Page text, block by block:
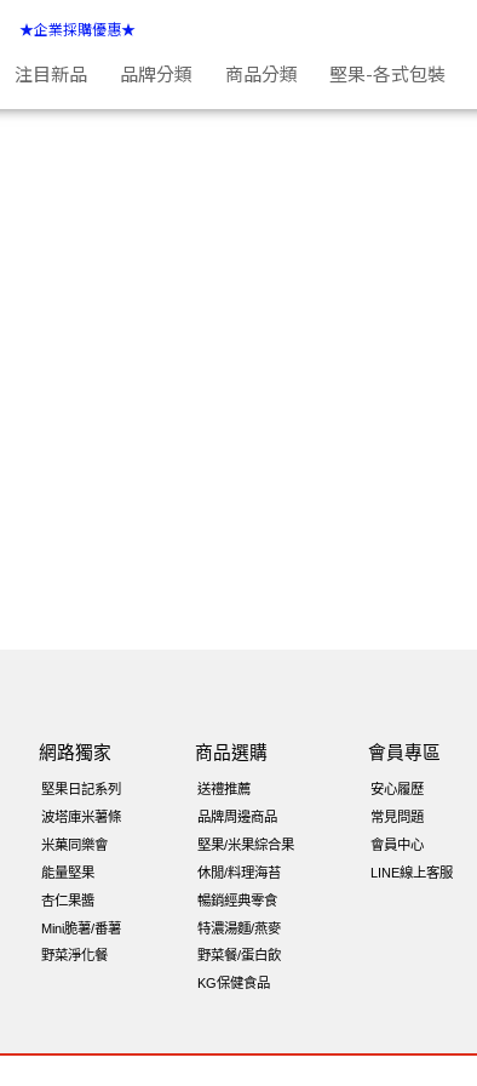
★企業採購優惠★
注目新品 品牌分類 商品分類 堅果-各式包裝
網路獨家
堅果日記系列
波塔庫米薯條
米菓同樂會
能量堅果
杏仁果醬
Mini脆薯/番薯
野菜淨化餐
商品選購
送禮推薦
品牌周邊商品
堅果/米果綜合果
休閒/料理海苔
暢銷經典零食
特濃湯麵/燕麥
野菜餐/蛋白飲
KG保健食品
會員專區
安心履歷
常見問題
會員中心
LINE線上客服